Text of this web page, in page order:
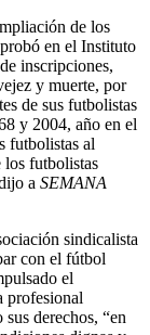
de los
en el Instituto
inscripciones,
y muerte, por
de sus futbolistas
y 2004, año en el
futbolistas al
los futbolistas
a SEMANA
sindicalista
con el fútbol
el
profesional
derechos, “en